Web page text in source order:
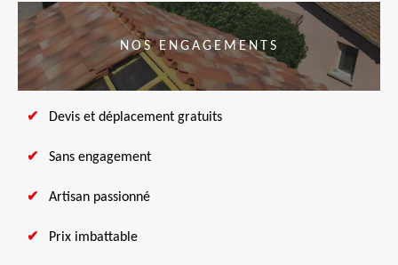
NOS ENGAGEMENTS
Devis et déplacement gratuits
Sans engagement
Artisan passionné
Prix imbattable